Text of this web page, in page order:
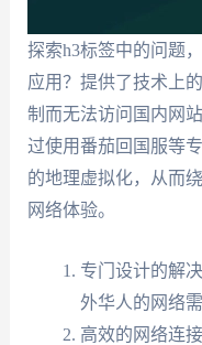
探索h3标签中的问题
应用？提供了技术上
制而无法访问国内网
过使用番茄回国服等
的地理虚拟化，从而
网络体验。
专门设计的解
外华人的网络
高效的网络连